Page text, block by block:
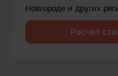
Новгороде и других
Расчет